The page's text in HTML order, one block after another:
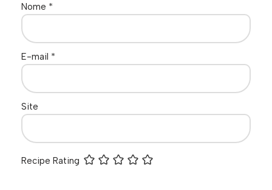
Nome *
E-mail *
Site
Recipe Rating